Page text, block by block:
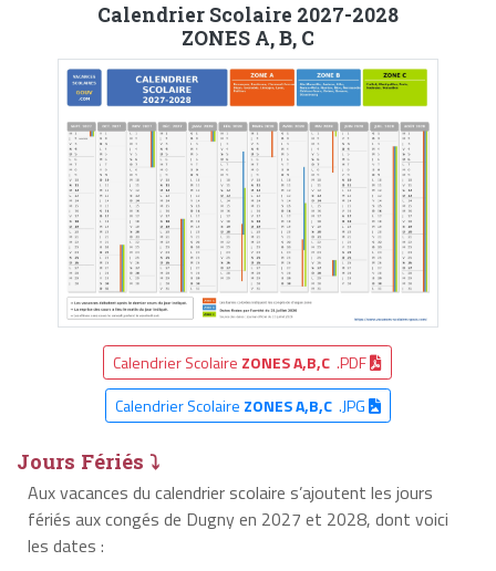
Calendrier Scolaire 2027-2028
ZONES A, B, C
Calendrier Scolaire ZONES A,B,C .PDF
Calendrier Scolaire ZONES A,B,C.JPG
Jours Fériés ⤵
Aux vacances du calendrier scolaire s’ajoutent les jours
fériés aux congés de Dugny en 2027 et 2028, dont voici
les dates :